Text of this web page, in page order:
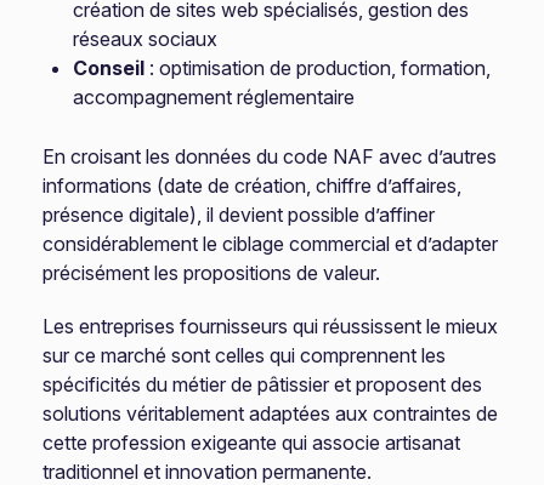
création de sites web spécialisés, gestion des
réseaux sociaux
Conseil : optimisation de production, formation,
accompagnement réglementaire
En croisant les données du code NAF avec d’autres
informations (date de création, chiffre d’affaires,
présence digitale), il devient possible d’affiner
considérablement le ciblage commercial et d’adapter
précisément les propositions de valeur.
Les entreprises fournisseurs qui réussissent le mieux
sur ce marché sont celles qui comprennent les
spécificités du métier de pâtissier et proposent des
solutions véritablement adaptées aux contraintes de
cette profession exigeante qui associe artisanat
traditionnel et innovation permanente.